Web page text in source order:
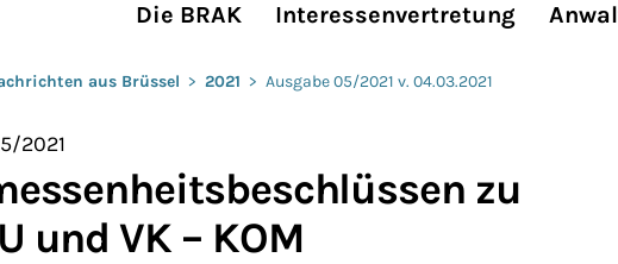
Die BRAK Interessenvertretung
aus Brüssel > 2021 > Ausgabe 05/2021 v. 04.03.2021
2021
zu
und VK – KOM